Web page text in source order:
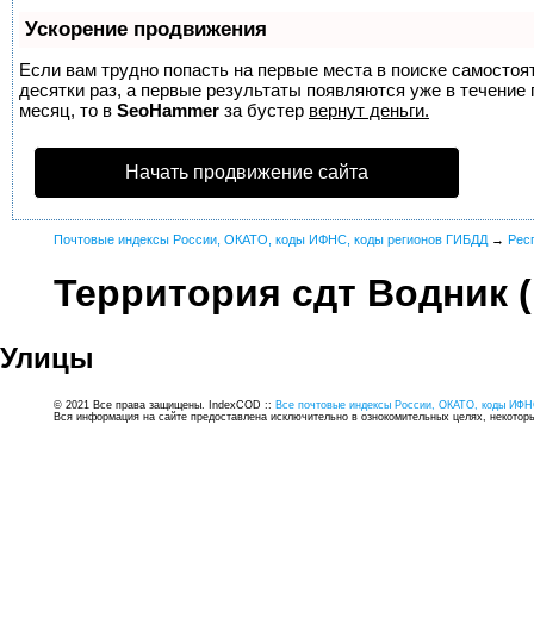
Ускорение продвижения
Если вам трудно попасть на первые места в поиске
десятки раз, а первые результаты появляются уже в
месяц, то в SeoHammer за бустер вернут деньги.
Начать продвижение сайта
Почтовые индексы России, ОКАТО, коды ИФНС, коды регионов ГИБДД →
Территория сдт Водник
Улицы
© 2021 Все права защищены. IndexCOD :: Все почтовые индексы России, ОКАТО, коды
Вся информация на сайте предоставлена исключительно в ознокомительных целях,